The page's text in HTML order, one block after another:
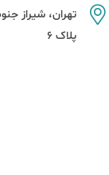
پلاک 6